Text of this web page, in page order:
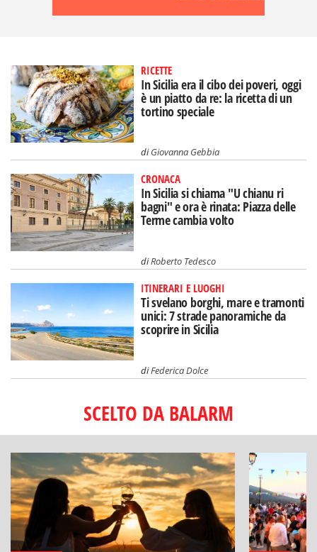
RICETTE
In Sicilia era il cibo dei poveri, oggi
è un piatto da re: la ricetta di un
tortino speciale
diGiovanna Gebbia
CRONACA
In Sicilia si chiama "U chianu ri
bagni" e ora è rinata: Piazza delle
Terme cambia volto
diRoberto Tedesco
ITINERARI E LUOGHI
Ti svelano borghi, mare e tramonti
unici: 7 strade panoramiche da
scoprire in Sicilia
diFederica Dolce
SCELTO DA BALARM